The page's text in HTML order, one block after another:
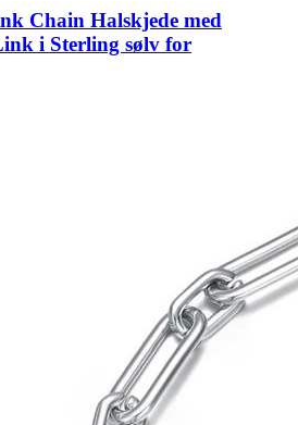
Chain Halskjede med
i Sterling sølv for